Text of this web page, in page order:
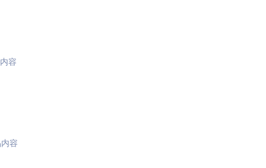
容
容